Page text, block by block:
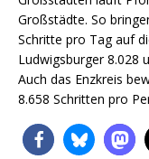
Großstädte. So
Schritte pro Tag auf
Ludwigsburger 8.028
Auch das Enzkreis
8.658 Schritten pro